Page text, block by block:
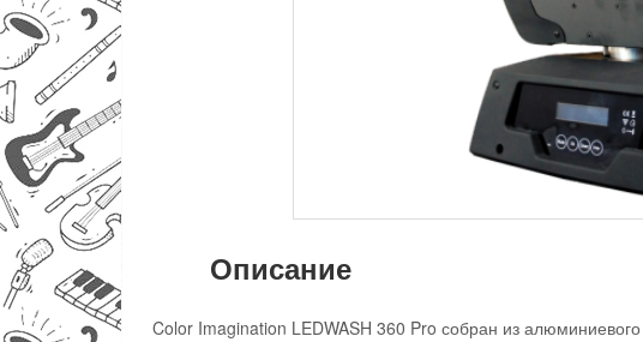
Описание
Color Imagination LEDWASH 360 Pro собран из